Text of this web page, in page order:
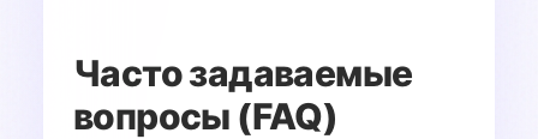
Часто задаваемые
вопросы (FAQ)